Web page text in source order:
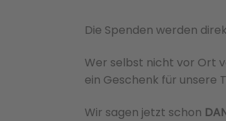
Die Spenden werden
Wer selbst nicht vor Ort
ein Geschenk für unsere
Wir sagen jetzt schon